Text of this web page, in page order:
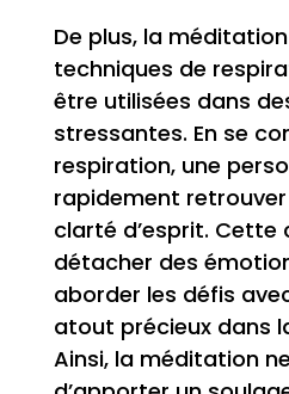
De plus, la
techniques de
être utilisées dans
stressantes. En se
respiration, une
rapidement
clarté d’esprit. Cette
détacher des
aborder les défis
atout précieux dans
Ainsi, la méditation